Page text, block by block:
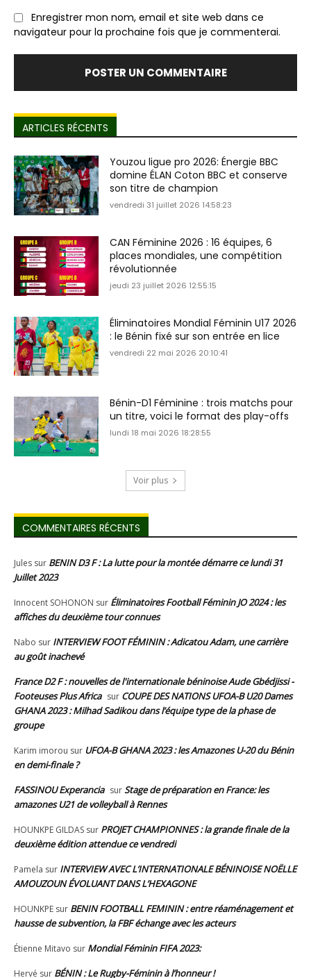
Enregistrer mon nom, email et site web dans ce
navigateur pour la prochaine fois que je commenterai.
ARTICLES RÉCENTS
Youzou ligue pro 2026: Énergie BBC
domine ÉLAN Coton BBC et conserve
son titre de champion
vendredi 31 juillet 2026 14:58:23
CAN Féminine 2026 : 16 équipes, 6
places mondiales, une compétition
révolutionnée
jeudi 23 juillet 2026 12:55:15
Éliminatoires Mondial Féminin U17 2026
: le Bénin fixé sur son entrée en lice
vendredi 22 mai 2026 20:10:41
Bénin-D1 Féminine : trois matchs pour
un titre, voici le format des play-offs
lundi 18 mai 2026 18:28:55
Voir plus
COMMENTAIRES RÉCENTS
Jules sur BENIN D3 F : La lutte pour la montée démarre ce lundi 31
Juillet 2023
Innocent SOHONON sur Éliminatoires Football Féminin JO 2024 : les
affiches du deuxième tour connues
Nabo sur INTERVIEW FOOT FÉMININ : Adicatou Adam, une carrière
au goût inachevé
France D2 F : nouvelles de l'internationale béninoise Aude Gbédjissi -
Footeuses Plus Africa sur COUPE DES NATIONS UFOA-B U20 Dames
GHANA 2023 : Milhad Sadikou dans l’équipe type de la phase de
groupe
Karim imorou sur UFOA-B GHANA 2023 : les Amazones U-20 du Bénin
en demi-finale ?
FASSINOU Experancia surStage de préparation en France: les
amazones U21 de volleyball à Rennes
HOUNKPE GILDAS sur PROJET CHAMPIONNES : la grande finale de la
deuxième édition attendue ce vendredi
Pamela sur INTERVIEW AVEC L’INTERNATIONALE BÉNINOISE NOËLLE
AMOUZOUN ÉVOLUANT DANS L’HEXAGONE
HOUNKPE sur BENIN FOOTBALL FEMININ : entre réaménagement et
hausse de subvention, la FBF échange avec les acteurs
Étienne Mitavo sur Mondial Féminin FIFA 2023:
Hervé sur BÉNIN : Le Rugby-Féminin à l’honneur !